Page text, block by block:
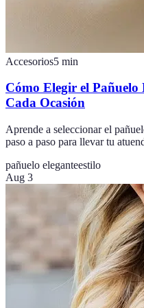
Accesorios5 min
Cómo Elegir el Pañuelo
Cada Ocasión
Aprende a seleccionar el
paso a paso para llevar tu
pañuelo eleganteestilo
Aug 3